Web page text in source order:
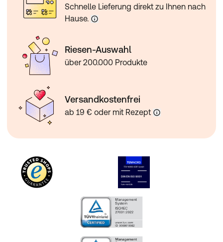
Schnelle Lieferung direkt zu Ihnen nach
Hause.
Riesen-Auswahl
über 200.000 Produkte
Versandkostenfrei
ab 19 € oder mit Rezept